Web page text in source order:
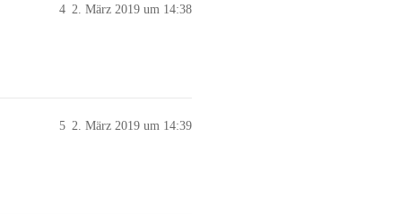
2. März 2019 um 14:38
4
2. März 2019 um 14:39
5